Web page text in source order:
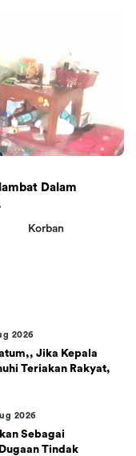
Dalam
Korban
2026
Jika Kepala
Teriakan Rakyat,
2026
Sebagai
Tindak